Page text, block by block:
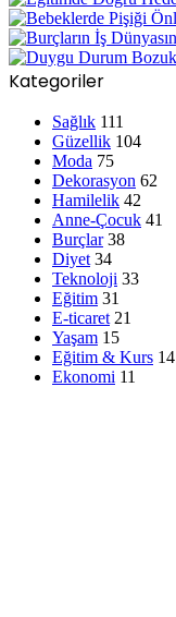
Kategoriler
Sağlık 111
Güzellik 104
Moda 75
Dekorasyon 62
Hamilelik 42
Anne-Çocuk 41
Burçlar 38
Diyet 34
Teknoloji 33
Eğitim 31
E-ticaret 21
Yaşam 15
Eğitim & Kurs 14
Ekonomi 11